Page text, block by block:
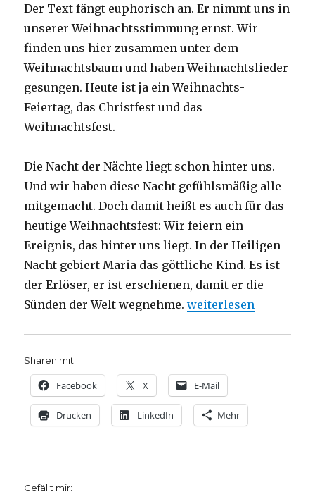
Der Text fängt euphorisch an. Er nimmt uns in
unserer Weihnachtsstimmung ernst. Wir
finden uns hier zusammen unter dem
Weihnachtsbaum und haben Weihnachtslieder
gesungen. Heute ist ja ein Weihnachts-
Feiertag, das Christfest und das
Weihnachtsfest.
Die Nacht der Nächte liegt schon hinter uns.
Und wir haben diese Nacht gefühlsmäßig alle
mitgemacht. Doch damit heißt es auch für das
heutige Weihnachtsfest: Wir feiern ein
Ereignis, das hinter uns liegt. In der Heiligen
Nacht gebiert Maria das göttliche Kind. Es ist
der Erlöser, er ist erschienen, damit er die
Sünden der Welt wegnehme.„Predigt 1.
weiterlesen
Sharen mit:
Facebook X E-Mail
Drucken LinkedIn Mehr
Gefällt mir: